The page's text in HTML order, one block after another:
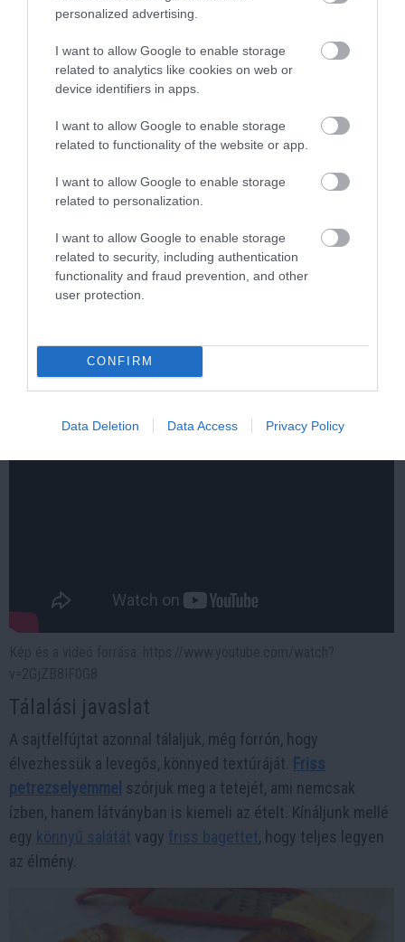
personalized advertising.
I want to allow Google to enable storage
related to analytics like cookies on web or
device identifiers in apps.
I want to allow Google to enable storage
related to functionality of the website or app.
I want to allow Google to enable storage
related to personalization.
I want to allow Google to enable storage
related to security, including authentication
functionality and fraud prevention, and other
user protection.
CONFIRM
Data Deletion Data Access Privacy Policy
490 27 395
2 h 54 min
5 Hidden Signs You Have Worms Inside Your
211 111 234
Tálalási javaslat
A sajtfelfújtat azonnal tálaljuk, még forrón, hogy
élvezhessük a levegős, könnyed textúráját.
Friss
petrezselyemmel szórjuk meg a tetejét, ami nemcsak
ízben, hanem látványban is kiemeli az ételt. Kínáljunk mellé
egy könnyű salátát vagy friss bagettet, hogy teljes legyen
az élmény.